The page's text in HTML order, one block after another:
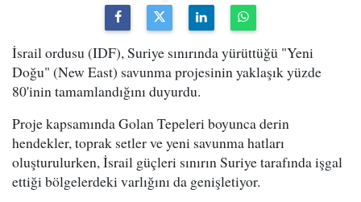
İsrail ordusu (IDF), Suriye sınırında yürüttüğü "Yeni
Doğu" (New East) savunma projesinin yaklaşık yüzde
80'inin tamamlandığını duyurdu.
Proje kapsamında Golan Tepeleri boyunca derin
hendekler, toprak setler ve yeni savunma hatları
oluşturulurken, İsrail güçleri sınırın Suriye tarafında işgal
ettiği bölgelerdeki varlığını da genişletiyor.